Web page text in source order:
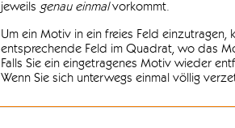
jeweils genau einmalvorkommt.
Um ein Motiv in ein freies Feld
entsprechende Feld im Quadrat, wo das
Falls Sie ein eingetragenes Motiv wieder
Wenn Sie sich unterwegs einmal völlig